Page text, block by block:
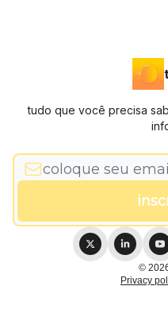
tudo que você precisa
©
Privacy